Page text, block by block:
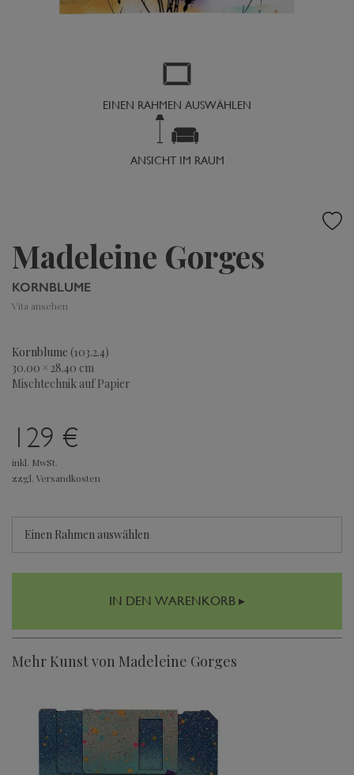
EINEN RAHMEN AUSWÄHLEN
ANSICHT IM RAUM
Madeleine Gorges
KORNBLUME
Vita ansehen
Kornblume (103.2.4)
30.00 × 28.40 cm
Mischtechnik auf Papier
129 €
inkl. MwSt.
zzgl. Versandkosten
Einen Rahmen auswählen
IN DEN WARENKORB ▸
Mehr Kunst von Madeleine Gorges